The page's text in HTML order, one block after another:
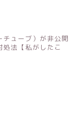
ューブ）が非公開
処法【私がしたこ